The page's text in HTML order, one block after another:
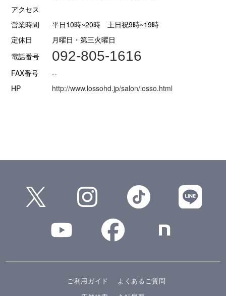
アクセス
営業時間
平日10時~20時 土日祝9時~19時
定休日
月曜日・第三火曜日
電話番号
092-805-1616
FAX番号
--
HP
http://www.lossohd.jp/salon/losso.html
ご利用ガイド
よくあるご質問